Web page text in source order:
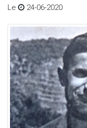
Le 24-06-2020